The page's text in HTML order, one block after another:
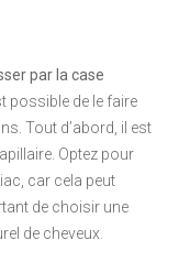
par la case
possible de le faire
Tout d’abord, il est
Optez pour
car cela peut
de choisir une
de cheveux.